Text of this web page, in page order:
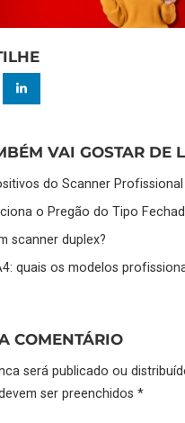
VAI GOSTAR DE
do Scanner Profissional
o Pregão do Tipo
scanner duplex?
quais os modelos
COMENTÁRIO
será publicado ou
ser preenchidos *